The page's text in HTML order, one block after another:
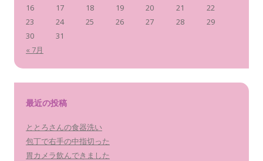
« 7月
16
17 18 19 20 21
22
23
24 25 26 27 28
29
30
31
最近の投稿
ととろさんの食器洗い
包丁で右手の中指切った
胃カメラ飲んできました